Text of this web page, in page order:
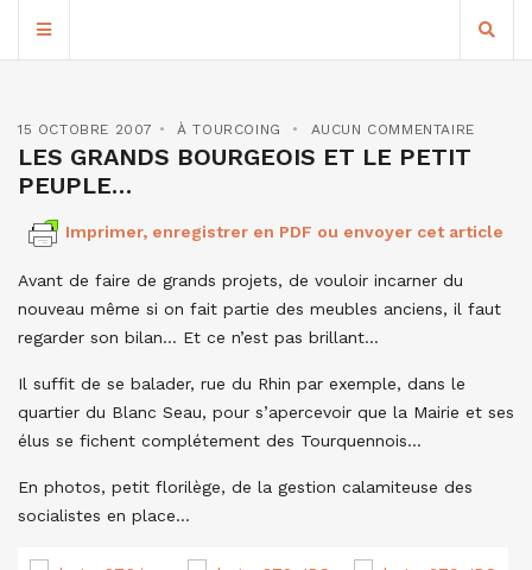
15 OCTOBRE 2007 À TOURCOING AUCUN COMMENTAIRE
LES GRANDS BOURGEOIS ET LE PETIT
PEUPLE…
Imprimer, enregistrer en PDF ou envoyer cet article
Avant de faire de grands projets, de vouloir incarner du
nouveau même si on fait partie des meubles anciens, il faut
regarder son bilan… Et ce n’est pas brillant…
Il suffit de se balader, rue du Rhin par exemple, dans le
quartier du Blanc Seau, pour s’apercevoir que la Mairie et ses
élus se fichent complétement des Tourquennois…
En photos, petit florilège, de la gestion calamiteuse des
socialistes en place…